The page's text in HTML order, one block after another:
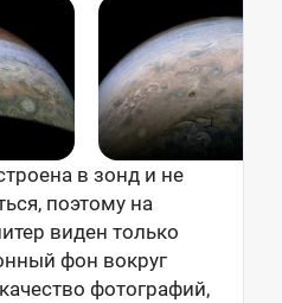
в зонд и не
поэтому на
виден только
фон вокруг
фотографий,